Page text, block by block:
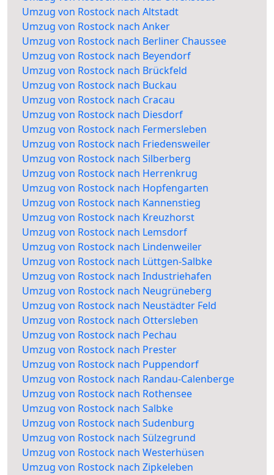
Umzug von Rostock nach Altstadt
Umzug von Rostock nach Anker
Umzug von Rostock nach Berliner Chaussee
Umzug von Rostock nach Beyendorf
Umzug von Rostock nach Brückfeld
Umzug von Rostock nach Buckau
Umzug von Rostock nach Cracau
Umzug von Rostock nach Diesdorf
Umzug von Rostock nach Fermersleben
Umzug von Rostock nach Friedensweiler
Umzug von Rostock nach Silberberg
Umzug von Rostock nach Herrenkrug
Umzug von Rostock nach Hopfengarten
Umzug von Rostock nach Kannenstieg
Umzug von Rostock nach Kreuzhorst
Umzug von Rostock nach Lemsdorf
Umzug von Rostock nach Lindenweiler
Umzug von Rostock nach Lüttgen-Salbke
Umzug von Rostock nach Industriehafen
Umzug von Rostock nach Neugrüneberg
Umzug von Rostock nach Neustädter Feld
Umzug von Rostock nach Ottersleben
Umzug von Rostock nach Pechau
Umzug von Rostock nach Prester
Umzug von Rostock nach Puppendorf
Umzug von Rostock nach Randau-Calenberge
Umzug von Rostock nach Rothensee
Umzug von Rostock nach Salbke
Umzug von Rostock nach Sudenburg
Umzug von Rostock nach Sülzegrund
Umzug von Rostock nach Westerhüsen
Umzug von Rostock nach Zipkeleben